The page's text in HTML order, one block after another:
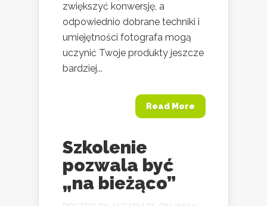
zwiększyć konwersję, a
odpowiednio dobrane techniki i
umiejętności fotografa mogą
uczynić Twoje produkty jeszcze
bardziej...
Read More
Szkolenie
pozwala być
„na bieżąco”